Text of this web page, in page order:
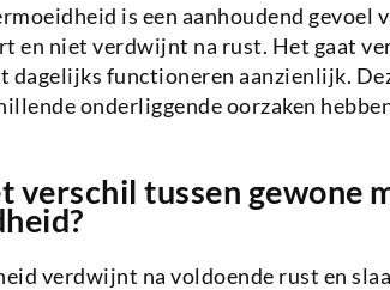
is een aanhoudend gevoel
en niet verdwijnt na rust. Het gaat
dagelijks functioneren aanzienlijk.
onderliggende oorzaken
verschil tussen gewone
verdwijnt na voldoende rust en